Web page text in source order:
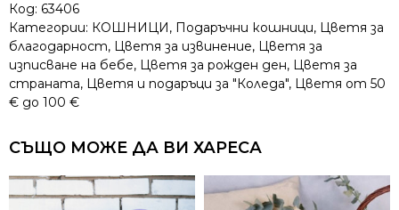
Код: 63406
Категории: КОШНИЦИ, Подаръчни кошници, Цветя за
благодарност, Цветя за извинение, Цветя за
изписване на бебе, Цветя за рожден ден, Цветя за
страната, Цветя и подаръци за "Коледа", Цветя от 50
€ до 100 €
СЪЩО МОЖЕ ДА ВИ ХАРЕСА